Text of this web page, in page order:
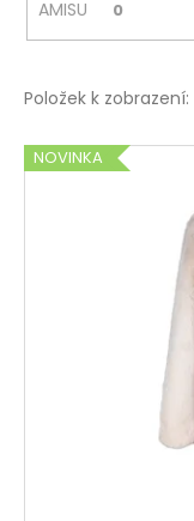
AMISU 0
Položek k zobrazení:
V
NOVINKA